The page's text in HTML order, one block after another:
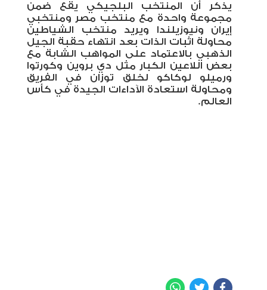
يذكر أن المنتخب البلجيكي يقع ضمن
مجموعة واحدة مع منتخب مصر ومنتخبي
إيران ونيوزيلندا ويريد منتخب الشياطين
محاولة اثبات الذات بعد انتهاء حقبة الجيل
الذهبي بالاعتماد على المواهب الشابة مع
بعض اللاعين الكبار مثل دي بروين وكورتوا
ورميلو لوكاكو لخلق توزان في الفريق
ومحاولة استعادة الآداءات الجيدة في كأس
العالم.
Facebook
Twitter